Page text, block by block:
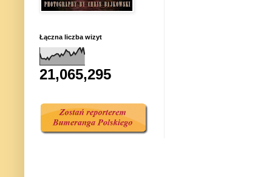
Łączna liczba wizyt
21,065,295